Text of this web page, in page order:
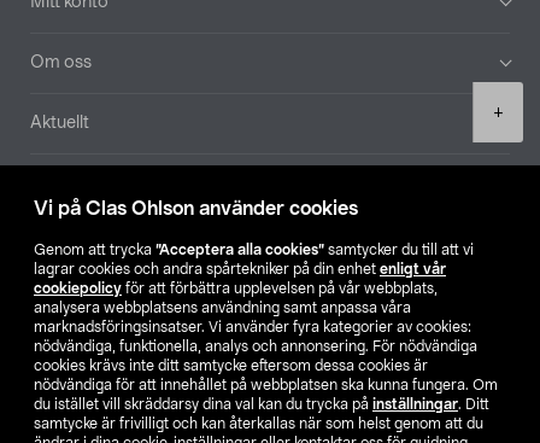
Vi på Clas Ohlson använder cookies
Genom att trycka ”Acceptera alla cookies” samtycker du till att vi
lagrar cookies och andra spårtekniker på din enhet enligt vår
cookiepolicy för att förbättra upplevelsen på vår webbplats,
analysera webbplatsens användning samt anpassa våra
marknadsföringsinsatser. Vi använder fyra kategorier av cookies:
nödvändiga, funktionella, analys och annonsering. För nödvändiga
cookies krävs inte ditt samtycke eftersom dessa cookies är
nödvändiga för att innehållet på webbplatsen ska kunna fungera. Om
du istället vill skräddarsy dina val kan du trycka på inställningar. Ditt
samtycke är frivilligt och kan återkallas när som helst genom att du
+
Om oss
Aktuellt
Hitta butik
SE NO FI